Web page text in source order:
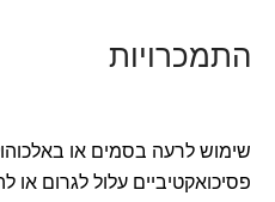
התמכרויות
שימוש לרעה בסמים או
פסיכואקטיביים עלול לגרום או